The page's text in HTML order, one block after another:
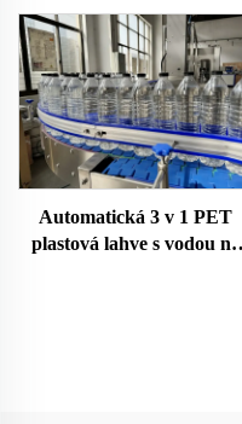
Automatická 3 v 1 PET
plastová lahve s vodou na